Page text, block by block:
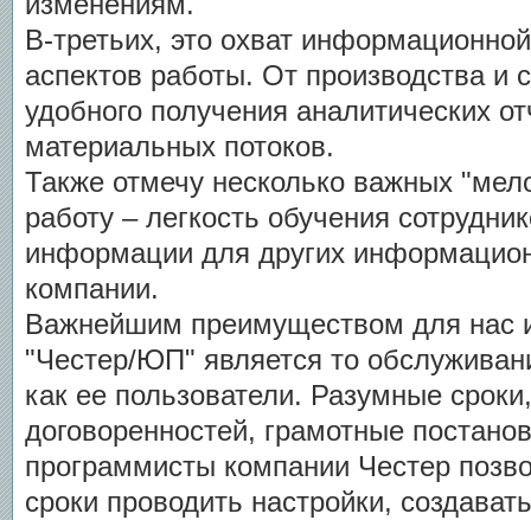
В-третьих, это охват
аспектов работы. От производства и
удобного получения аналитических
материальных потоков.
Также отмечу несколько важных
работу – легкость обучения
информации для других
компании.
Важнейшим преимуществом для нас
"Честер/ЮП" является то
как ее пользователи. Разумные
договоренностей, грамотные
программисты компании Честер
сроки проводить настройки,